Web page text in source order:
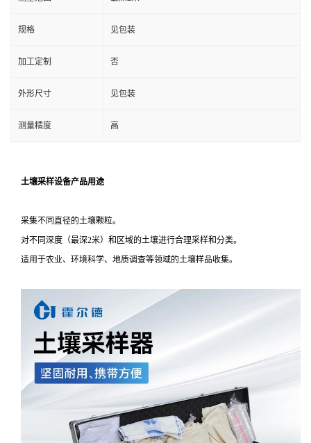
规格 见包装
加工定制 否
外形尺寸 见包装
测量精度 高
土壤采样设备产品用途
采集不同直径的土壤颗粒。
对不同深度（最深2米）和区域的土壤进行合理采样和分类。
适用于农业、环境科学、地质调查等领域的土壤样品收集。